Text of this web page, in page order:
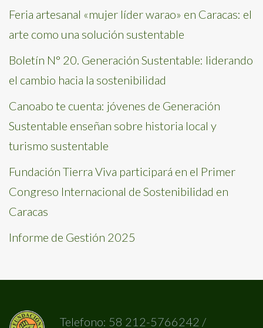
Feria artesanal «mujer líder warao» en Caracas: el
arte como una solución sustentable
Boletín N° 20. Generación Sustentable: liderando
el cambio hacia la sostenibilidad
Canoabo te cuenta: jóvenes de Generación
Sustentable enseñan sobre historia local y
turismo sustentable
Fundación Tierra Viva participará en el Primer
Congreso Internacional de Sostenibilidad en
Caracas
Informe de Gestión 2025
Telefono: 58 212-5766242 /